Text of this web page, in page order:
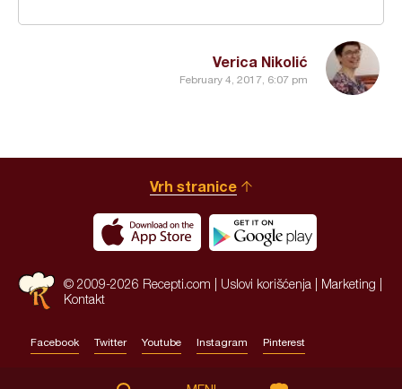
Verica Nikolić
February 4, 2017, 6:07 pm
Vrh stranice
© 2009-2026 Recepti.com | Uslovi korišćenja Marketing
Kontakt
Facebook Twitter Youtube Instagram Pinterest